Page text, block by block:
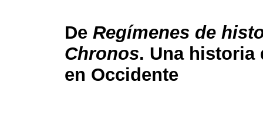
De Regímenes de
Chronos. Una historia
en Occidente